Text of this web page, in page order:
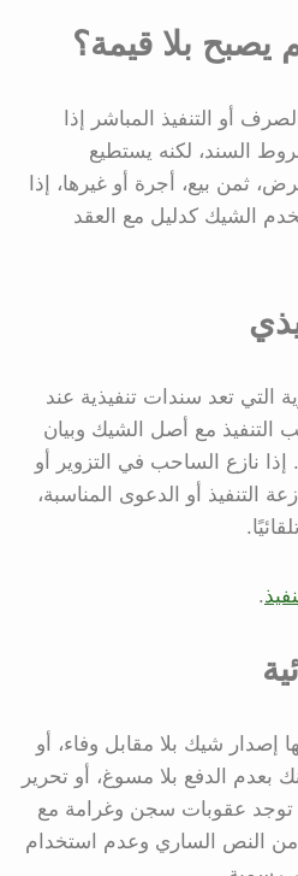
يصبح بلا قيمة؟
أو التنفيذ المباشر إذا
السند، لكنه يستطيع
ثمن بيع، أجرة أو غيرها، إذا
الشيك كدليل مع العقد
التي تعد سندات تنفيذية عند
التنفيذ مع أصل الشيك وبيان
نازع الساحب في التزوير أو
التنفيذ أو الدعوى المناسبة،
.
إصدار شيك بلا مقابل وفاء، أو
بعدم الدفع بلا مسوغ، أو تحرير
توجد عقوبات سجن وغرامة مع
النص الساري وعدم استخدام